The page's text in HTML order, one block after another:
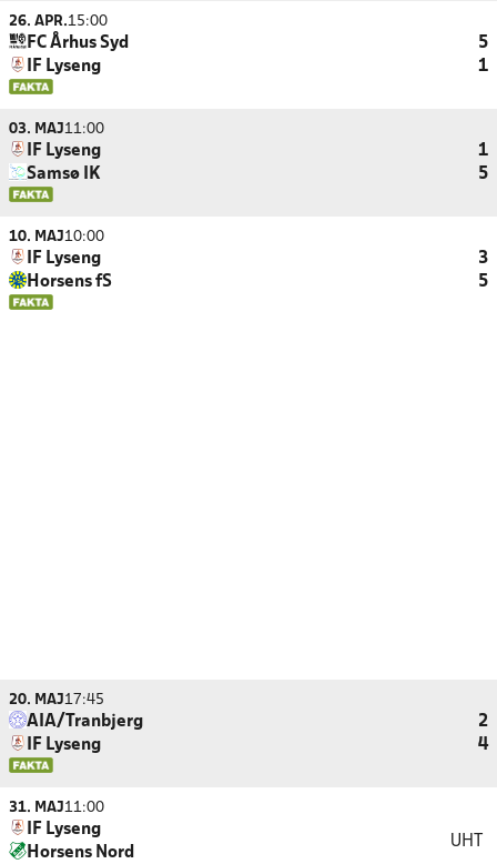
26. APR.15:00
FC Århus Syd
5
IF Lyseng
1
03. MAJ11:00
IF Lyseng
1
Samsø IK
5
10. MAJ10:00
IF Lyseng
3
Horsens fS
5
20. MAJ17:45
AIA/Tranbjerg
2
IF Lyseng
4
31. MAJ11:00
IF Lyseng
Horsens Nord
UHT